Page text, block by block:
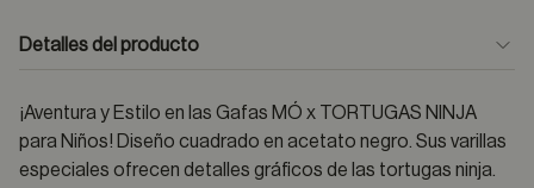
Detalles del producto
¡Aventura y Estilo en las Gafas MÓ x TORTUGAS NINJA
para Niños! Diseño cuadrado en acetato negro. Sus varillas
especiales ofrecen detalles gráficos de las tortugas ninja.